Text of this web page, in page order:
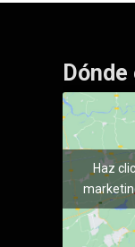
Haz